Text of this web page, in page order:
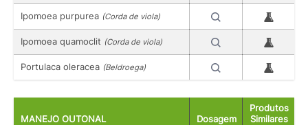
Ipomoea purpurea (Corda de viola)
Ipomoea quamoclit (Corda de viola)
Portulaca oleracea (Beldroega)
MANEJO OUTONAL Dosagem
Produtos
Similares